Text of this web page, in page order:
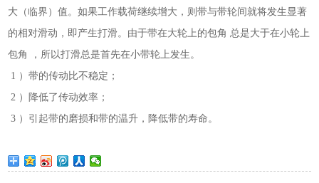
大（临界）值。如果工作载荷继续增大，则带与带轮间就将发生显著
的相对滑动，即产生打滑。由于带在大轮上的包角 总是大于在小轮上
包角 ，所以打滑总是首先在小带轮上发生。
1 ）带的传动比不稳定；
2 ）降低了传动效率；
3 ）引起带的磨损和带的温升，降低带的寿命。